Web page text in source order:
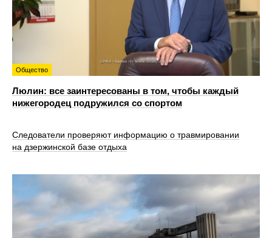
Общество
Люлин: все заинтересованы в том, чтобы каждый
нижегородец подружился со спортом
Следователи проверяют информацию о травмировании
на дзержинской базе отдыха